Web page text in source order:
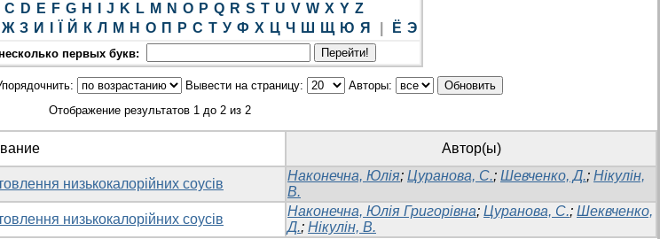
C D E F G H J K L M N O P Q R S T U V W X Y Z
Ж З И Й К Л М Н О П Р С Т У Ф Х Ц Ч Ш Щ Ю Я Ё Э
первых букв:
Вывести на страницу:
Авторы:
Отображение результатов 1 до 2 из 2
Автор(ы)
низькокалорійних соусів
Наконечна, Юлія; Цуранова, С.; Шевченко, Д.; Нікулін,
В.
низькокалорійних соусів
Наконечна, Юлія Григорівна; Цуранова, С.; Шеквченко,
Д.; Нікулін, В.